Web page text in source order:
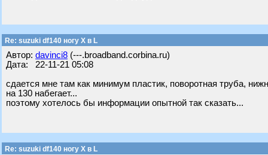
Re: suzuki df140 ногу X в L
Автор: davinci8 (---.broadband.corbina.ru)
Дата: 22-11-21 05:08
сдается мне там как минимум пластик, поворотная труба,
на 130 набегает...
поэтому хотелось бы информации опытной так сказать...
Re: suzuki df140 ногу X в L